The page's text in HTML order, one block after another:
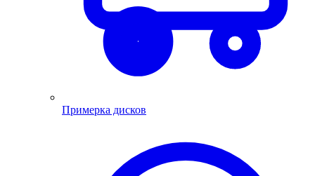
Примерка дисков